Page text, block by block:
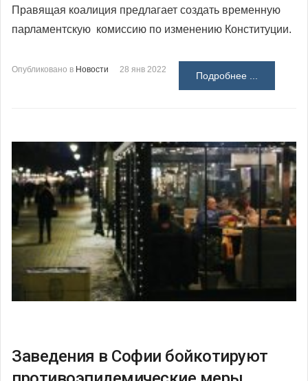
Правящая коалиция предлагает создать временную
парламентскую комиссию по изменению Конституции.
Опубликовано в Новости 28 янв 2022
Подробнее ...
Заведения в Софии бойкотируют